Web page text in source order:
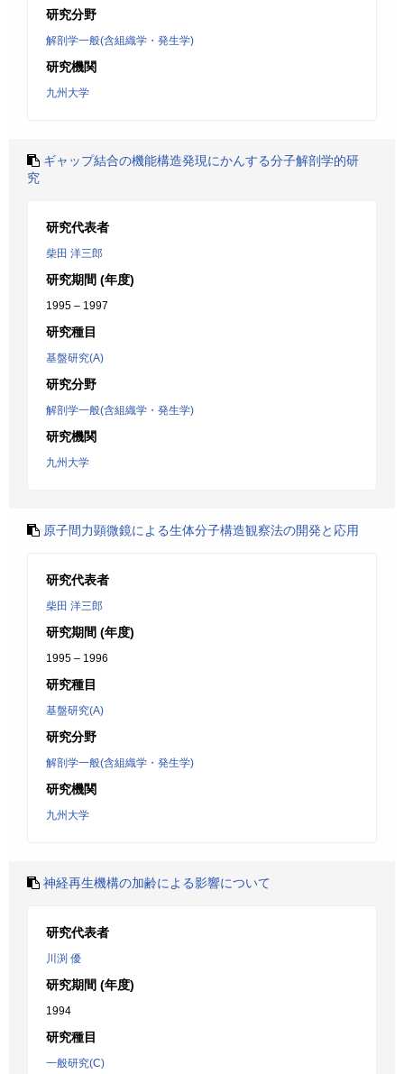
研究分野
解剖学一般(含組織学・発生学)
研究機関
九州大学
ギャップ結合の機能構造発現にかんする分子解剖学的研
究
研究代表者
柴田 洋三郎
研究期間 (年度)
1995 – 1997
研究種目
基盤研究(A)
研究分野
解剖学一般(含組織学・発生学)
研究機関
九州大学
原子間力顕微鏡による生体分子構造観察法の開発と応用
研究代表者
柴田 洋三郎
研究期間 (年度)
1995 – 1996
研究種目
基盤研究(A)
研究分野
解剖学一般(含組織学・発生学)
研究機関
九州大学
神経再生機構の加齢による影響について
研究代表者
川渕 優
研究期間 (年度)
1994
研究種目
一般研究(C)